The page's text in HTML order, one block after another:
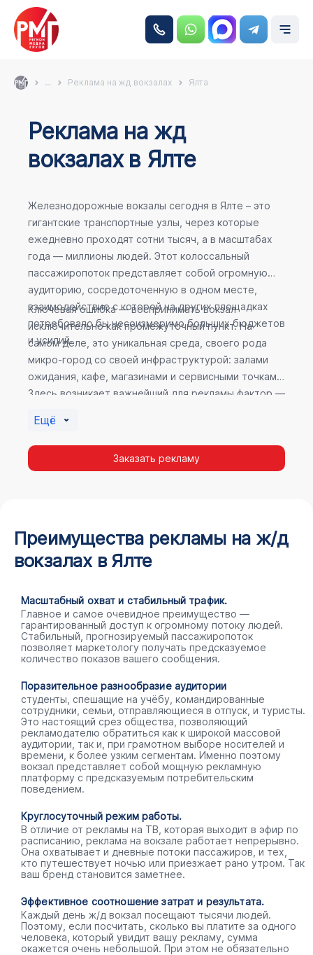
... Реклама на жд вокзалах Ялта
Реклама на жд
вокзалах в Ялте
Железнодорожные вокзалы сегодня в Ялте – это
гигантские транспортные узлы, через которые
ежедневно проходят сотни тысяч, а в масштабах
года — миллионы людей. Этот колоссальный
пассажиропоток представляет собой огромную
аудиторию, сосредоточенную в одном месте,
взаимодействие с которой на других площадках
потребовало бы несоизмеримо больших бюджетов
и усилий.
Ключевая ошибка — воспринимать вокзал
исключительно как промежуточный пункт. На
самом деле, это уникальная среда, своего рода
микро-город со своей инфраструктурой: залами
ожидания, кафе, магазинами и сервисными точками.
Здесь возникает важнейший для рекламы фактор —
пассажир максимально открыт для информации, а
его внимание не так рассеяно, как при беглом
просмотре постов в соцсетях.
Ещё
Заказать рекламу
Преимущества рекламы на ж/д
вокзалах в Ялте
Масштабный охват и стабильный трафик.
Главное и самое очевидное преимущество —
гарантированный доступ к огромному потоку людей.
Стабильный, прогнозируемый пассажиропоток
позволяет маркетологу получать предсказуемое
количество показов вашего сообщения.
Поразительное разнообразие аудитории
студенты, спешащие на учёбу, командированные
сотрудники, семьи, отправляющиеся в отпуск, и туристы.
Это настоящий срез общества, позволяющий
рекламодателю обратиться как к широкой массовой
аудитории, так и, при грамотном выборе носителей и
времени, к более узким сегментам. Именно поэтому
вокзал представляет собой мощную рекламную
платформу с предсказуемым потребительским
поведением.
Круглосуточный режим работы.
В отличие от рекламы на ТВ, которая выходит в эфир по
расписанию, реклама на вокзале работает непрерывно.
Она охватывает и дневные потоки пассажиров, и тех,
кто путешествует ночью или приезжает рано утром. Так
ваш бренд становится заметнее.
Эффективное соотношение затрат и результата.
Каждый день ж/д вокзал посещают тысячи людей.
Поэтому, если посчитать, сколько вы платите за одного
человека, который увидит вашу рекламу, сумма
окажется очень небольшой. При этом не обязательно